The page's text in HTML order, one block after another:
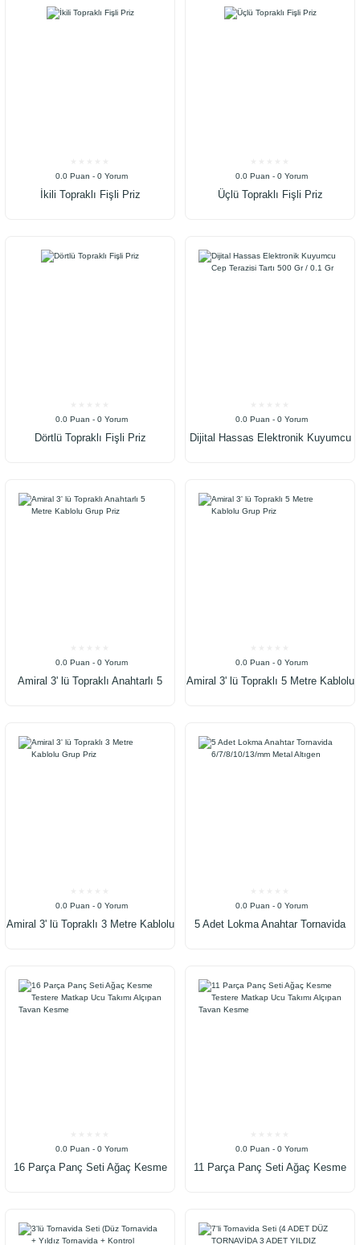
0.0 Puan - 0 Yorum
İkili Topraklı Fişli Priz
0.0 Puan - 0 Yorum
Üçlü Topraklı Fişli Priz
0.0 Puan - 0 Yorum
Dörtlü Topraklı Fişli Priz
0.0 Puan - 0 Yorum
Dijital Hassas Elektronik Kuyumcu
0.0 Puan - 0 Yorum
Amiral 3' lü Topraklı Anahtarlı 5
0.0 Puan - 0 Yorum
Amiral 3' lü Topraklı 5 Metre Kablolu
0.0 Puan - 0 Yorum
Amiral 3' lü Topraklı 3 Metre Kablolu
0.0 Puan - 0 Yorum
5 Adet Lokma Anahtar Tornavida
0.0 Puan - 0 Yorum
16 Parça Panç Seti Ağaç Kesme
0.0 Puan - 0 Yorum
11 Parça Panç Seti Ağaç Kesme